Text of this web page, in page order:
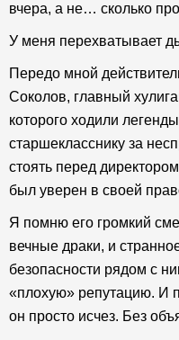
вчера, а не… сколько
У меня перехватывает
Передо мной
Соколов, главный
которого ходили
старшекласснику за
стоять перед
был уверен в своей
Я помню его громкий
вечные драки, и
безопасности рядом с
«плохую» репутацию. И
он просто исчез. Без